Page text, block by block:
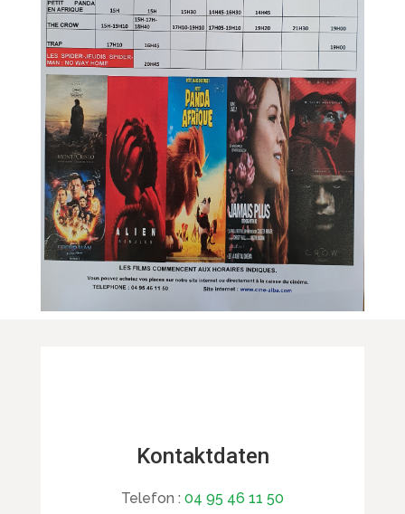
Kontaktdaten
Telefon : 04 95 46 11 50